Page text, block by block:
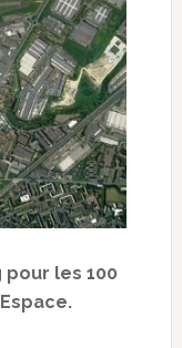
les 100